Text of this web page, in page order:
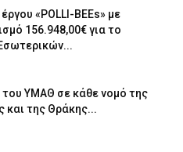
«POLLI-BEEs» με
156.948,00€ για το
του ΥΜΑΘ σε κάθε νομό της
και της Θράκης...